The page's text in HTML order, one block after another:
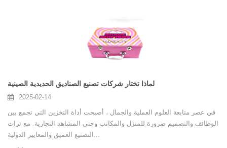
لماذا تختار شركات تصنيع الصناديق الحديدية الصينية
2025-02-14
في عصر متابعة العلوم العملية والجمال ، أصبحت أداة التخزين التي تجمع بين
الوظائف والتصميم ضرورة للمنزل والمكاتب وحتى المشاهد التجارية. مع تراث
التصنيع العميق والمعايير الدولية...